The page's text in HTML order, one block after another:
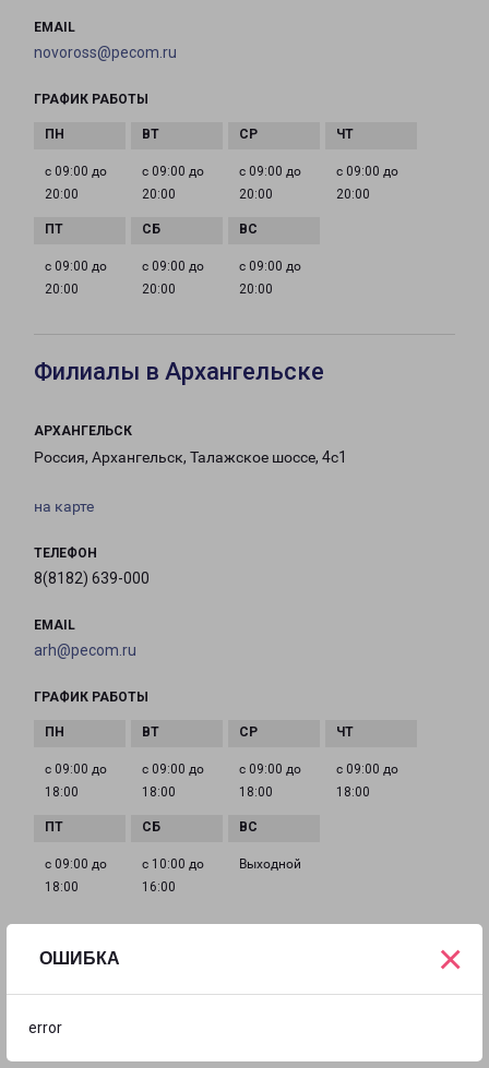
ОШИБКА
error
×
EMAIL
novoross@pecom.ru
ГРАФИК РАБОТЫ
с 09:00 до
20:00
с 09:00 до
20:00
с 09:00 до
20:00
с 09:00 до
20:00
с 09:00 до
20:00
с 09:00 до
20:00
с 09:00 до
20:00
Филиалы в Архангельске
АРХАНГЕЛЬСК
Россия, Архангельск, Талажское шоссе, 4с1
на карте
ТЕЛЕФОН
8(8182) 639-000
EMAIL
arh@pecom.ru
ГРАФИК РАБОТЫ
с 09:00 до
18:00
с 09:00 до
18:00
с 09:00 до
18:00
с 09:00 до
18:00
с 09:00 до
18:00
с 10:00 до
16:00
Выходной
АРХАНГЕЛЬСК ГАЙДАРА 52
город Архангельск, улица Гайдара, 52